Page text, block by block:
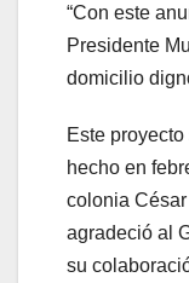
“Con este
Presidente
domicilio
Este
hecho en
colonia
agradeció al
su